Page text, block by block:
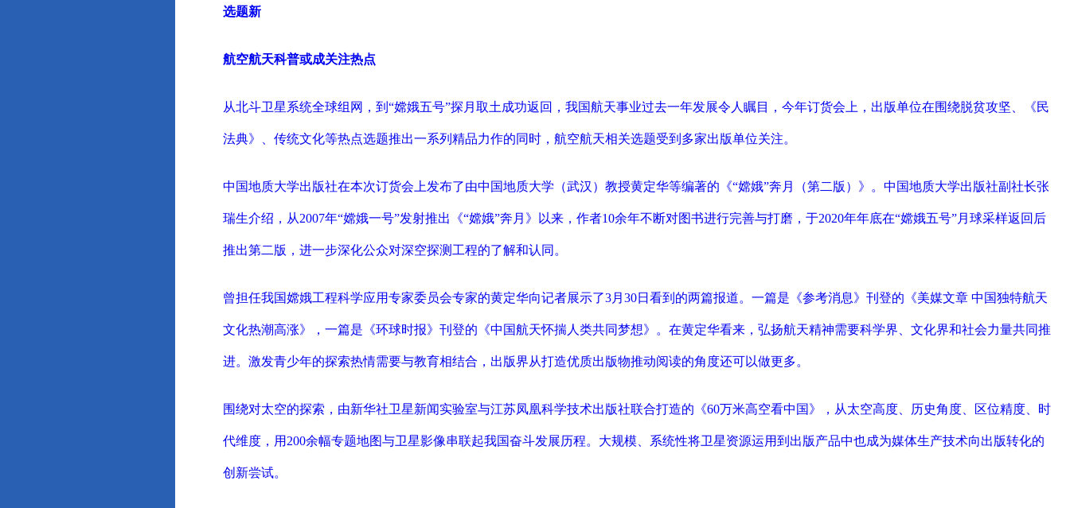
选题新
航空航天科普或成关注热点
从北斗卫星系统全球组网，到“嫦娥五号”探月取土成功返回，我国航天事业过去一年发展令人瞩目，今年订货会上，出版单位在围绕脱贫攻坚、《民
法典》、传统文化等热点选题推出一系列精品力作的同时，航空航天相关选题受到多家出版单位关注。
中国地质大学出版社在本次订货会上发布了由中国地质大学（武汉）教授黄定华等编著的《“嫦娥”奔月（第二版）》。中国地质大学出版社副社长张
瑞生介绍，从2007年“嫦娥一号”发射推出《“嫦娥”奔月》以来，作者10余年不断对图书进行完善与打磨，于2020年年底在“嫦娥五号”月球采样返回后
推出第二版，进一步深化公众对深空探测工程的了解和认同。
曾担任我国嫦娥工程科学应用专家委员会专家的黄定华向记者展示了3月30日看到的两篇报道。一篇是《参考消息》刊登的《美媒文章 中国独特航天
文化热潮高涨》，一篇是《环球时报》刊登的《中国航天怀揣人类共同梦想》。在黄定华看来，弘扬航天精神需要科学界、文化界和社会力量共同推
进。激发青少年的探索热情需要与教育相结合，出版界从打造优质出版物推动阅读的角度还可以做更多。
围绕对太空的探索，由新华社卫星新闻实验室与江苏凤凰科学技术出版社联合打造的《60万米高空看中国》，从太空高度、历史角度、区位精度、时
代维度，用200余幅专题地图与卫星影像串联起我国奋斗发展历程。大规模、系统性将卫星资源运用到出版产品中也成为媒体生产技术向出版转化的
创新尝试。